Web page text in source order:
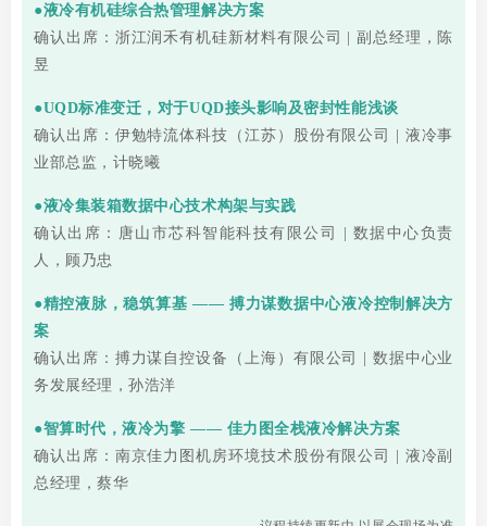
●液冷有机硅综合热管理解决方案
确认出席：浙江润禾有机硅新材料有限公司 | 副总经理，陈
昱
●UQD标准变迁，对于UQD接头影响及密封性能浅谈
确认出席：伊勉特流体科技（江苏）股份有限公司 | 液冷事
业部总监，计晓曦
●液冷集装箱数据中心技术构架与实践
确认出席：唐山市芯科智能科技有限公司 | 数据中心负责
人，顾乃忠
●精控液脉，稳筑算基 —— 搏力谋数据中心液冷控制解决方
案
确认出席：搏力谋自控设备（上海）有限公司 | 数据中心业
务发展经理，孙浩洋
●智算时代，液冷为擎 —— 佳力图全栈液冷解决方案
确认出席：南京佳力图机房环境技术股份有限公司 | 液冷副
总经理，蔡华